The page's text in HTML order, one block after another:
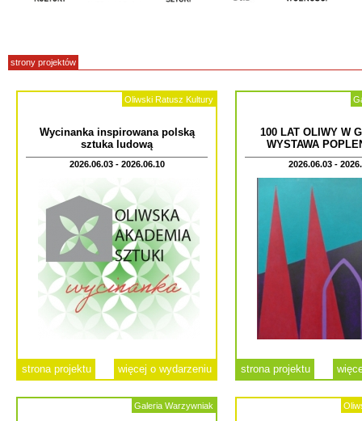
strony projektów
Oliwski Ratusz Kultury
Wycinanka inspirowana polską
sztuka ludową
2026.06.03 - 2026.06.10
strona projektu więcej o wydarzeniu
100 LAT OLIWY W
WYSTAWA
2026.06.03 -
strona projektu
Galeria Warzywniak